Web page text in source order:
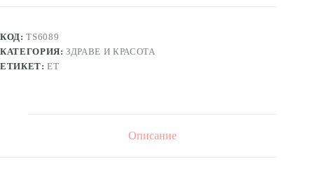
за
пералня,
сушилня,
КОД:TS6089
КАТЕГОРИЯ:ЗДРАВЕ И КРАСОТА
ЕТИКЕТ:ЕТ
Описание